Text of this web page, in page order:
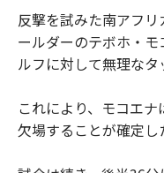
反撃を試みた南アフ
ールダーのテボホ・
ルフに対して無理なタ
これにより、モコエ
欠場することが確定し